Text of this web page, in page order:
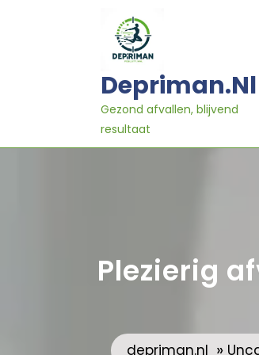
Depriman.nl
Gezond afvallen, blijvend
resultaat
Plezierig
depriman.nl »